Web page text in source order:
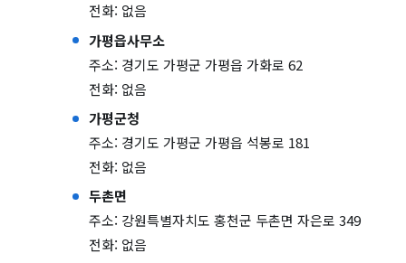
전화: 없음
가평읍사무소
주소: 경기도 가평군 가평읍 가화로 62
전화: 없음
가평군청
주소: 경기도 가평군 가평읍 석봉로 181
전화: 없음
두촌면
주소: 강원특별자치도 홍천군 두촌면 자은로 349
전화: 없음